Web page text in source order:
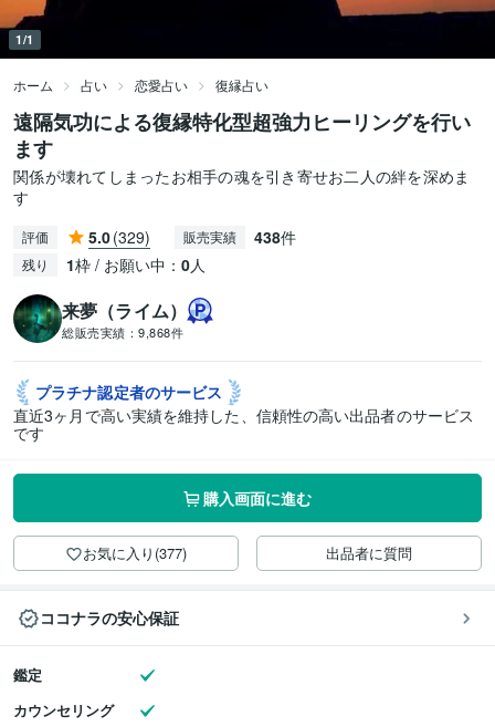
1/1
ホーム 占い 恋愛占い 復縁占い
遠隔気功による復縁特化型超強力ヒーリングを行い
ます
関係が壊れてしまったお相手の魂を引き寄せお二人の絆を深めま
す
評価 5.0(329) 販売実績 438件
残り 1枠 / お願い中： 0人
来夢（ライム）
総販売実績： 9,868件
プラチナ認定者のサービス
直近3ヶ月で高い実績を維持した、信頼性の高い出品者のサービス
です
購入画面に進む
お気に入り(377) 出品者に質問
ココナラの安心保証
鑑定
カウンセリング